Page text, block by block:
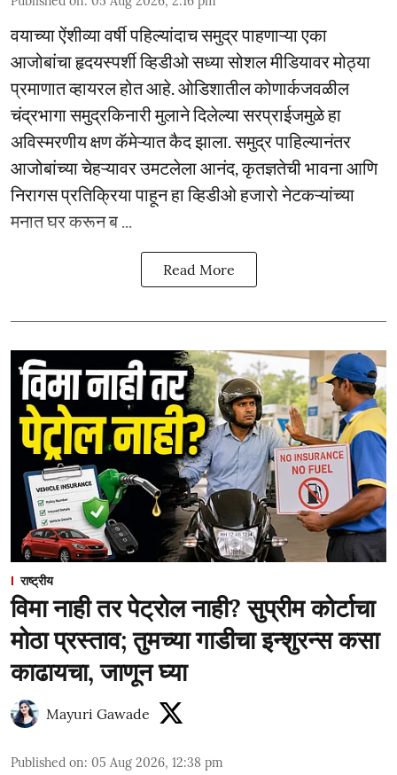
वयाच्या ऐंशीव्या वर्षी पहिल्यांदाच समुद्र पाहणाऱ्या एका
आजोबांचा हृदयस्पर्शी व्हिडीओ सध्या सोशल मीडियावर मोठ्या
प्रमाणात व्हायरल होत आहे. ओडिशातील कोणार्कजवळील
चंद्रभागा समुद्रकिनारी मुलाने दिलेल्या सरप्राईजमुळे हा
अविस्मरणीय क्षण कॅमेऱ्यात कैद झाला. समुद्र पाहिल्यानंतर
आजोबांच्या चेहऱ्यावर उमटलेला आनंद, कृतज्ञतेची भावना आणि
निरागस प्रतिक्रिया पाहून हा व्हिडीओ हजारो नेटकऱ्यांच्या
मनात घर करून ब ...
Read More
राष्ट्रीय
विमा नाही तर पेट्रोल नाही? सुप्रीम कोर्टाचा
मोठा प्रस्ताव; तुमच्या गाडीचा इन्शुरन्स कसा
काढायचा, जाणून घ्या
Mayuri Gawade
Published on: 05 Aug 2026, 12:38 pm